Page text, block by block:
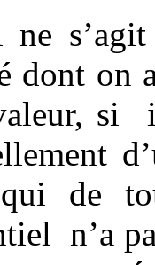
ne
dont on
qui de
n’a